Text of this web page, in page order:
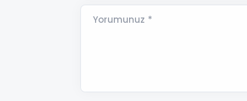
Yorumunuz *